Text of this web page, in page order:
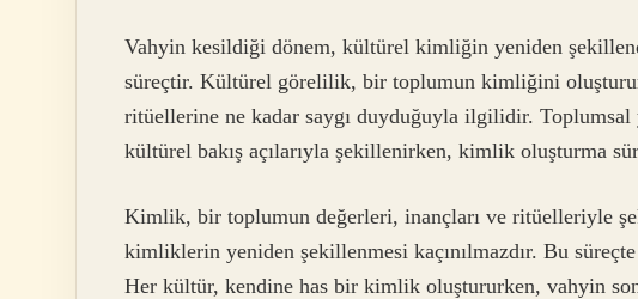
Vahyin kesildiği dönem, kültürel kimliğin yeniden
süreçtir. Kültürel görelilik, bir toplumun kimliğini
ritüellerine ne kadar saygı duyduğuyla ilgilidir. Toplumsal
kültürel bakış açılarıyla şekillenirken, kimlik oluşturma
Kimlik, bir toplumun değerleri, inançları ve ritüelleriyle
kimliklerin yeniden şekillenmesi kaçınılmazdır. Bu
Her kültür, kendine has bir kimlik oluştururken, vahyin